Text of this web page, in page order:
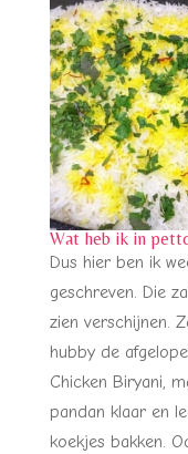
Wat heb ik in
Dus hier ben ik
geschreven. Die
zien verschijnen.
hubby de
Chicken Biryani,
pandan klaar en
koekjes bakken.